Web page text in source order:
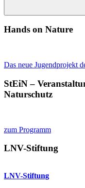
Hands on Nature
Das neue Jugendprojekt
StEiN –
Naturschutz
zum Programm
LNV-Stiftung
LNV-Stiftung